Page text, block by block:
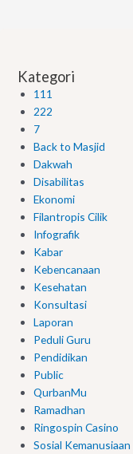
Kategori
111
222
7
Back to Masjid
Dakwah
Disabilitas
Ekonomi
Filantropis Cilik
Infografik
Kabar
Kebencanaan
Kesehatan
Konsultasi
Laporan
Peduli Guru
Pendidikan
Public
QurbanMu
Ramadhan
Ringospin Casino
Sosial Kemanusiaan